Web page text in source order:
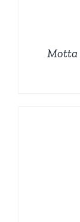
Motta